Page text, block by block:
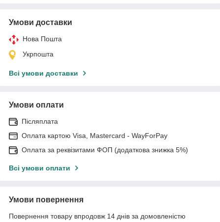
Умови доставки
Нова Пошта
Укрпошта
Всі умови доставки
Умови оплати
Післяплата
Оплата картою Visa, Mastercard - WayForPay
Оплата за реквізитами ФОП (додаткова знижка 5%)
Всі умови оплати
Умови повернення
Повернення товару впродовж 14 днів за домовленістю